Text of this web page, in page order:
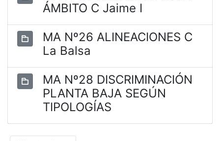
ÁMBITO C Jaime I
MA Nº26 ALINEACIONES C
La Balsa
MA Nº28 DISCRIMINACIÓN
PLANTA BAJA SEGÚN
TIPOLOGÍAS